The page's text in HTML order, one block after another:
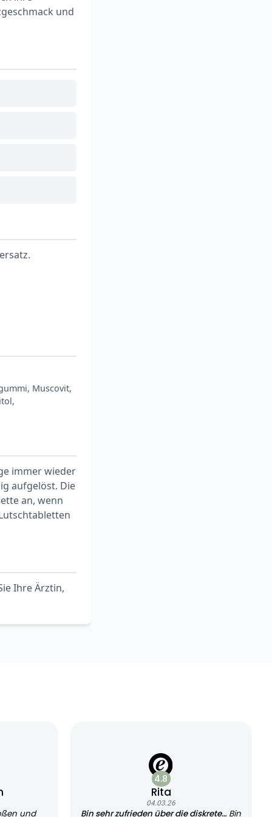
und
Muscovit,
immer wieder
aufgelöst. Die
an, wenn
Ihre Ärztin,
und
4.8
Rita
04.03.26
Bin sehr zufrieden über die diskrete… Bin